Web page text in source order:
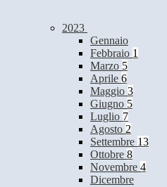
2023
Gennaio
Febbraio 1
Marzo 5
Aprile 6
Maggio 3
Giugno 5
Luglio 7
Agosto 2
Settembre 13
Ottobre 8
Novembre 4
Dicembre